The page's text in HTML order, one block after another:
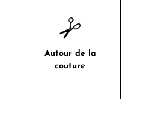
Autour de la
couture